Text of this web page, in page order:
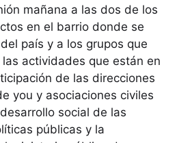
mañana a las dos de los
en el barrio donde se
país y a los grupos que
actividades que están en
de las direcciones
you y asociaciones civiles
social de las
públicas y la